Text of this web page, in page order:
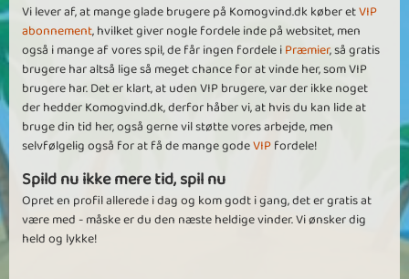
Vi lever af, at mange glade brugere på Komogvind.dk køber etVIP
abonnement, hvilket giver nogle fordele inde på websitet, men
også i mange af vores spil, de får ingen fordele iPræmier, så gratis
brugere har altså lige så meget chance for at vinde her, som VIP
brugere har. Det er klart, at uden VIP brugere, var der ikke noget
der hedder Komogvind.dk, derfor håber vi, at hvis du kan lide at
bruge din tid her, også gerne vil støtte vores arbejde, men
selvfølgelig også for at få de mange godeVIPfordele!
Spild nu ikke mere tid, spil nu
Opret en profil allerede i dag og kom godt i gang, det er gratis at
være med - måske er du den næste heldige vinder. Vi ønsker dig
held og lykke!